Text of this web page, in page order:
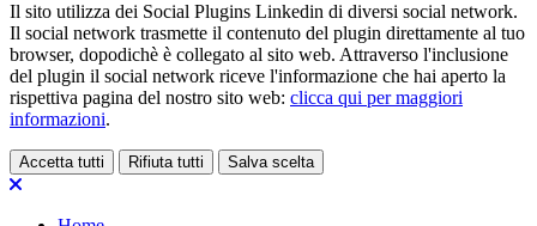
Il sito utilizza dei Social Plugins Linkedin di diversi social network.
Il social network trasmette il contenuto del plugin direttamente al tuo
browser, dopodichè è collegato al sito web. Attraverso l'inclusione
del plugin il social network riceve l'informazione che hai aperto la
rispettiva pagina del nostro sito web: clicca qui per maggiori
informazioni.
Accetta tutti Rifiuta tutti Salva scelta
Loading...